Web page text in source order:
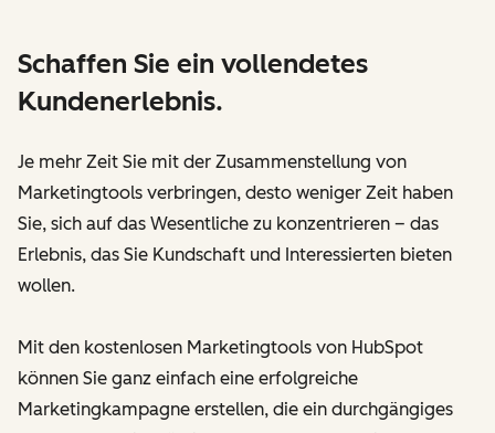
Schaffen Sie ein vollendetes
Kundenerlebnis.
Je mehr Zeit Sie mit der Zusammenstellung von
Marketingtools verbringen, desto weniger Zeit haben
Sie, sich auf das Wesentliche zu konzentrieren – das
Erlebnis, das Sie Kundschaft und Interessierten bieten
wollen.
Mit den kostenlosen Marketingtools von HubSpot
können Sie ganz einfach eine erfolgreiche
Marketingkampagne erstellen, die ein durchgängiges